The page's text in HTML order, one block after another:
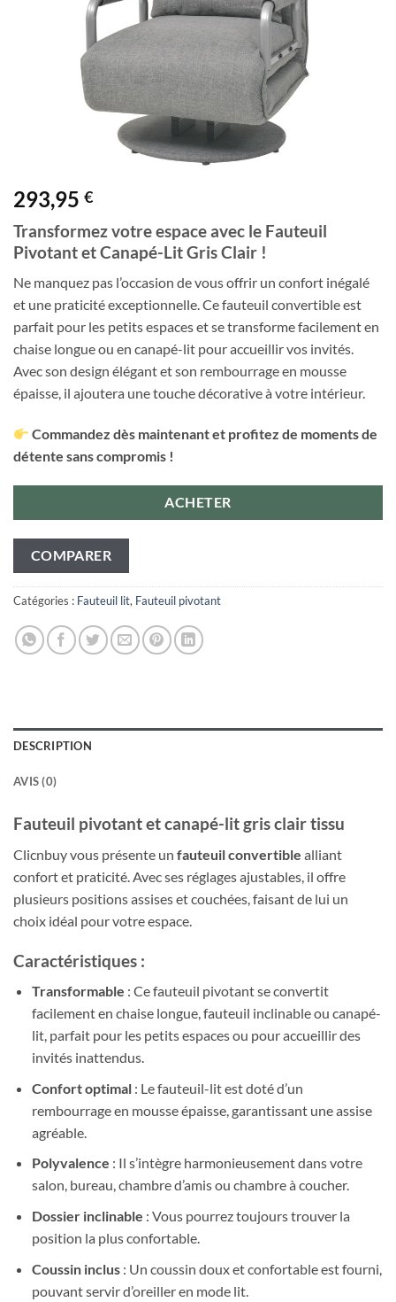
293,95 €
Transformez votre espace avec le Fauteuil
Pivotant et Canapé-Lit Gris Clair !
Ne manquez pas l’occasion de vous offrir un confort inégalé
et une praticité exceptionnelle. Ce fauteuil convertible est
parfait pour les petits espaces et se transforme facilement en
chaise longue ou en canapé-lit pour accueillir vos invités.
Avec son design élégant et son rembourrage en mousse
épaisse, il ajoutera une touche décorative à votre intérieur.
Commandez dès maintenant et profitez de moments de
détente sans compromis !
ACHETER
COMPARER
Catégories : Fauteuil lit, Fauteuil pivotant
DESCRIPTION
AVIS (0)
Fauteuil pivotant et canapé-lit gris clair tissu
Clicnbuy vous présente un fauteuil convertible alliant
confort et praticité. Avec ses réglages ajustables, il offre
plusieurs positions assises et couchées, faisant de lui un
choix idéal pour votre espace.
Caractéristiques :
Transformable : Ce fauteuil pivotant se convertit
facilement en chaise longue, fauteuil inclinable ou canapé-
lit, parfait pour les petits espaces ou pour accueillir des
invités inattendus.
Confort optimal: Le fauteuil-lit est doté d’un
rembourrage en mousse épaisse, garantissant une assise
agréable.
Polyvalence : Il s’intègre harmonieusement dans votre
salon, bureau, chambre d’amis ou chambre à coucher.
Dossier inclinable : Vous pourrez toujours trouver la
position la plus confortable.
Coussin inclus: Un coussin doux et confortable est fourni,
pouvant servir d’oreiller en mode lit.